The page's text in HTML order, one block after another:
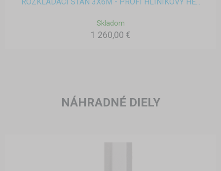
Skladom
1 260,00 €
NÁHRADNÉ DIELY